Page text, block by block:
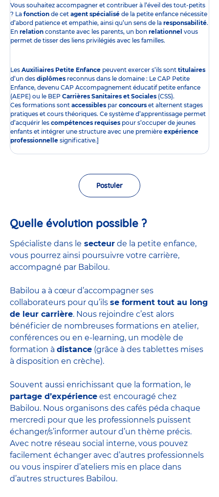
Vous souhaitez accompagner et contribuer à l’éveil des tout-petits
? La fonction de cet agent spécialisé de la petite enfance nécessite
d’abord patience et empathie, ainsi qu’un sens de la responsabilité.
En relation constante avec les parents, un bon relationnel vous
permet de tisser des liens privilégiés avec les familles.
Les Auxiliaires Petite Enfance peuvent exercer s’ils sont titulaires
d’un des diplômes reconnus dans le domaine : Le CAP Petite
Enfance, devenu CAP Accompagnement éducatif petite enfance
(AEPE) ou le BEP Carrières Sanitaires et Sociales (CSS).
Ces formations sont accessibles par concours et alternent stages
pratiques et cours théoriques. Ce système d’apprentissage permet
d’acquérir les compétences requises pour s’occuper de jeunes
enfants et intégrer une structure avec une première expérience
professionnelle significative.]
Postuler
Quelle évolution possible ?
Spécialiste dans le secteur de la petite enfance,
vous pourrez ainsi poursuivre votre carrière,
accompagné par Babilou.
Babilou a à cœur d’accompagner ses
collaborateurs pour qu’ils se forment tout au long
de leur carrière. Nous rejoindre c’est alors
bénéficier de nombreuses formations en atelier,
conférences ou en e-learning, un modèle de
formation à distance (grâce à des tablettes mises
à disposition en crèche).
Souvent aussi enrichissant que la formation, le
partage d’expérience est encouragé chez
Babilou. Nous organisons des cafés péda chaque
mercredi pour que les professionnels puissent
échanger/s’informer autour d’un thème précis.
Avec notre réseau social interne, vous pouvez
facilement échanger avec d’autres professionnels
ou vous inspirer d’ateliers mis en place dans
d’autres structures Babilou.